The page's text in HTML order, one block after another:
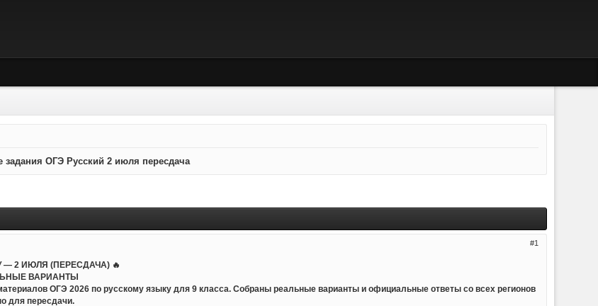
задания ОГЭ Русский 2 июля пересдача
1
— 2 ИЮЛЯ (ПЕРЕСДАЧА) 🔥
ВАРИАНТЫ
ОГЭ 2026 по русскому языку для 9 класса. Собраны реальные варианты и официальные ответы со всех регионов
для пересдачи.